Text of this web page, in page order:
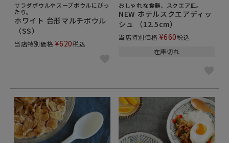
サラダボウルやスープボウルにぴっ
たり。
ホワイト 台形マルチボウル
（SS）
当店特別価格 ¥620税込
おしゃれな食器、スクエア皿。
NEW ホテルスクエアディッ
シュ （12.5cm）
当店特別価格 ¥660税込
在庫切れ